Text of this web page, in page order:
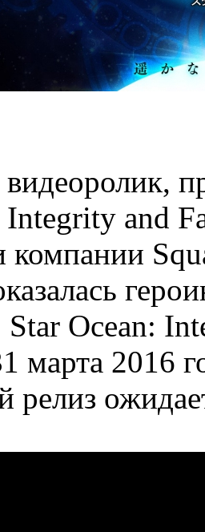
and
компании
Ocean:
марта 2016
релиз